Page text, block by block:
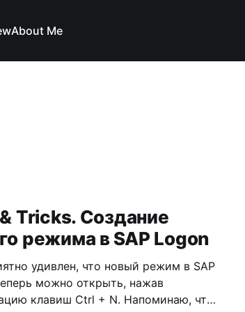
About Me
Tricks. Создание
режима в SAP Logon
удивлен, что новый режим в SAP
можно открыть, нажав
клавиш Ctrl + N. Напоминаю, что